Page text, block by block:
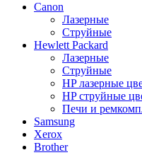
Canon
Лазерные
Струйные
Hewlett Packard
Лазерные
Струйные
HP лазерные
HP струйные
Печи и
Samsung
Xerox
Brother